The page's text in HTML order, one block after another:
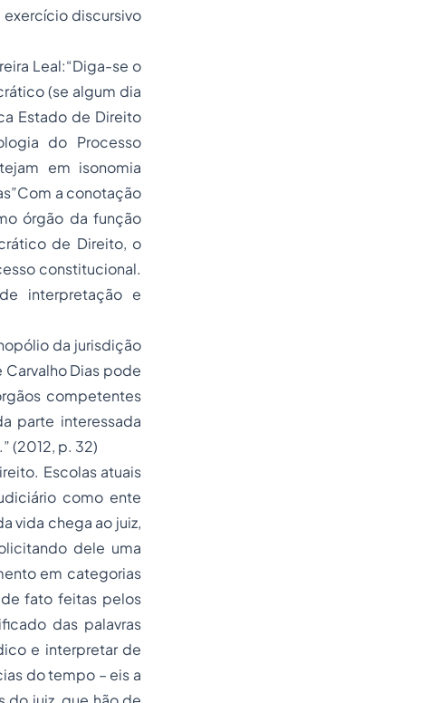
discursivo
Leal:“Diga-se o
(se algum dia
Estado de Direito
do Processo
em isonomia
a conotação
órgão da função
de Direito, o
constitucional.
interpretação e
da jurisdição
Dias pode
competentes
parte interessada
(2012, p. 32)
Escolas atuais
como ente
vida chega ao juiz,
dele uma
em categorias
fato feitas pelos
das palavras
e interpretar de
do tempo – eis a